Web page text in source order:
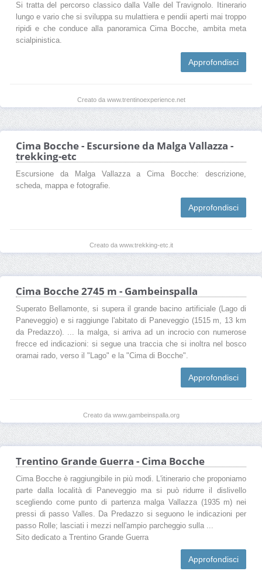
Si tratta del percorso classico dalla Valle del Travignolo. Itinerario
lungo e vario che si sviluppa su mulattiera e pendii aperti mai troppo
ripidi e che conduce alla panoramica Cima Bocche, ambita meta
scialpinistica.
Approfondisci
Creato da www.trentinoexperience.net
Cima Bocche - Escursione da Malga Vallazza -
trekking-etc
Escursione da Malga Vallazza a Cima Bocche: descrizione,
scheda, mappa e fotografie.
Approfondisci
Creato da www.trekking-etc.it
Cima Bocche 2745 m - Gambeinspalla
Superato Bellamonte, si supera il grande bacino artificiale (Lago di
Paneveggio) e si raggiunge l'abitato di Paneveggio (1515 m, 13 km
da Predazzo). ... la malga, si arriva ad un incrocio con numerose
frecce ed indicazioni: si segue una traccia che si inoltra nel bosco
oramai rado, verso il "Lago" e la "Cima di Bocche".
Approfondisci
Creato da www.gambeinspalla.org
Trentino Grande Guerra - Cima Bocche
Cima Bocche è raggiungibile in più modi. L'itinerario che proponiamo
parte dalla località di Paneveggio ma si può ridurre il dislivello
scegliendo come punto di partenza malga Vallazza (1935 m) nei
pressi di passo Valles. Da Predazzo si seguono le indicazioni per
passo Rolle; lasciati i mezzi nell'ampio parcheggio sulla ...
Sito dedicato a Trentino Grande Guerra
Approfondisci